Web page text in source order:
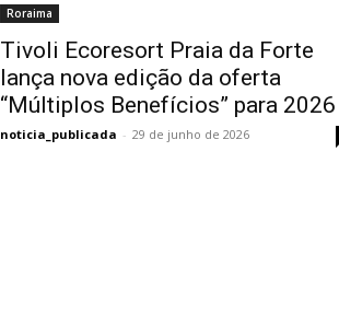
Roraima
Tivoli Ecoresort Praia da Forte
lança nova edição da oferta
“Múltiplos Benefícios” para 2026
noticia_publicada - 29 de junho de 2026